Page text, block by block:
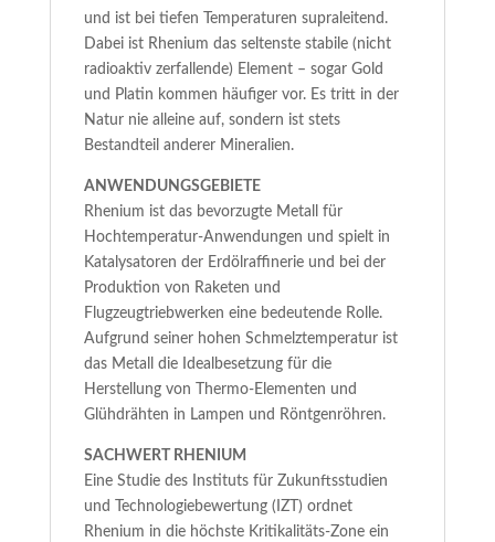
und ist bei tiefen Temperaturen supraleitend.
Dabei ist Rhenium das seltenste stabile (nicht
radioaktiv zerfallende) Element – sogar Gold
und Platin kommen häufiger vor. Es tritt in der
Natur nie alleine auf, sondern ist stets
Bestandteil anderer Mineralien.
ANWENDUNGSGEBIETE
Rhenium ist das bevorzugte Metall für
Hochtemperatur-Anwendungen und spielt in
Katalysatoren der Erdölraffinerie und bei der
Produktion von Raketen und
Flugzeugtriebwerken eine bedeutende Rolle.
Aufgrund seiner hohen Schmelztemperatur ist
das Metall die Idealbesetzung für die
Herstellung von Thermo-Elementen und
Glühdrähten in Lampen und Röntgenröhren.
SACHWERT RHENIUM
Eine Studie des Instituts für Zukunftsstudien
und Technologiebewertung (IZT) ordnet
Rhenium in die höchste Kritikalitäts-Zone ein